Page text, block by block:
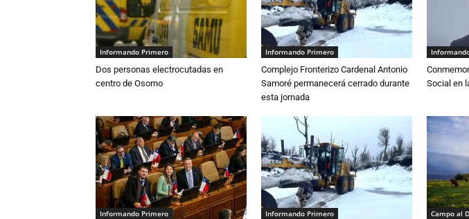
Informando Primero
Dos personas electrocutadas en
centro de Osorno
Informando Primero
Complejo Fronterizo Cardenal Antonio
Samoré permanecerá cerrado durante
esta jornada
Social en
Informando Primero Informando Primero Campo al